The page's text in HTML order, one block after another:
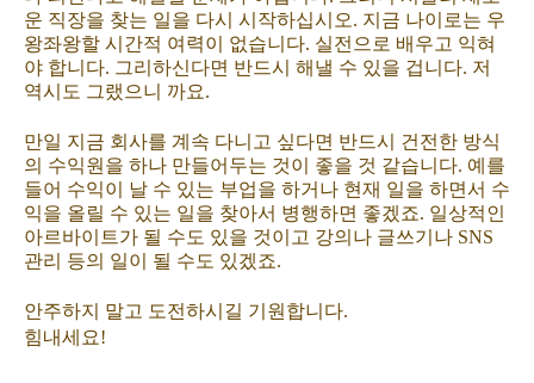
운 직장을 찾는 일을 다시 시작하십시오. 지금 나이로는 우
왕좌왕할 시간적 여력이 없습니다. 실전으로 배우고 익혀
야 합니다. 그리하신다면 반드시 해낼 수 있을 겁니다. 저
역시도 그랬으니 까요.
만일 지금 회사를 계속 다니고 싶다면 반드시 건전한 방식
의 수익원을 하나 만들어두는 것이 좋을 것 같습니다. 예를
들어 수익이 날 수 있는 부업을 하거나 현재 일을 하면서 수
익을 올릴 수 있는 일을 찾아서 병행하면 좋겠죠. 일상적인
아르바이트가 될 수도 있을 것이고 강의나 글쓰기나 SNS
관리 등의 일이 될 수도 있겠죠.
안주하지 말고 도전하시길 기원합니다.
힘내세요!